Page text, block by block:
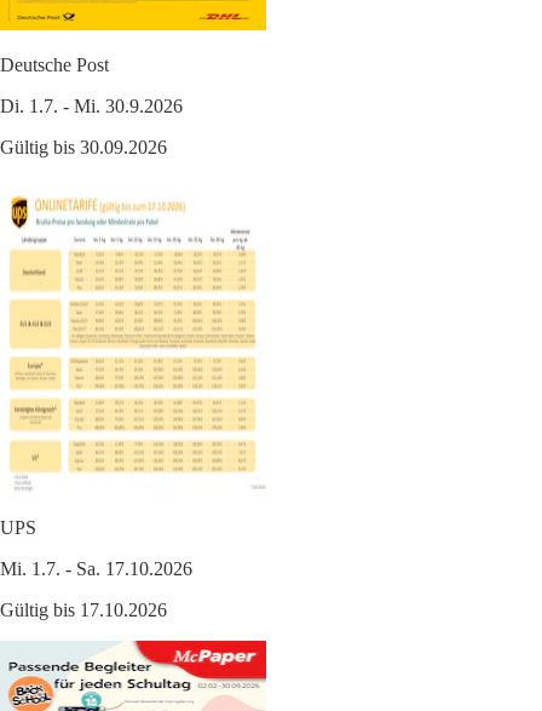
Deutsche Post
Di. 1.7. - Mi. 30.9.2026
Gültig bis 30.09.2026
UPS
Mi. 1.7. - Sa. 17.10.2026
Gültig bis 17.10.2026